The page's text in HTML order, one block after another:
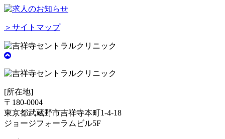
＞サイトマップ
[所在地]
〒180-0004
東京都武蔵野市吉祥寺本町1-4-18
ジョージフォーラムビル5F